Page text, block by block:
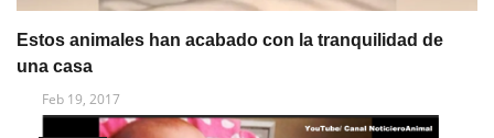
Estos animales han acabado con la tranquilidad de
una casa
Feb 19, 2017